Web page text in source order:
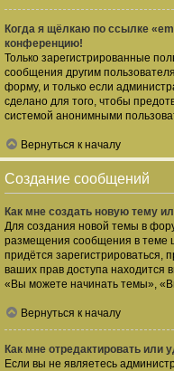
Когда я щёлкаю по ссылке
конференцию!
Только зарегистрированные
сообщения другим
форму, и только если
сделано для того, чтобы
системой анонимными
Вернуться к началу
Создание сообщений
Как мне создать новую тему
Для создания новой темы в
размещения сообщения в теме
придётся
ваших прав доступа
«Вы можете начинать темы»,
Вернуться к началу
Как мне отредактировать или
Если вы не являетесь